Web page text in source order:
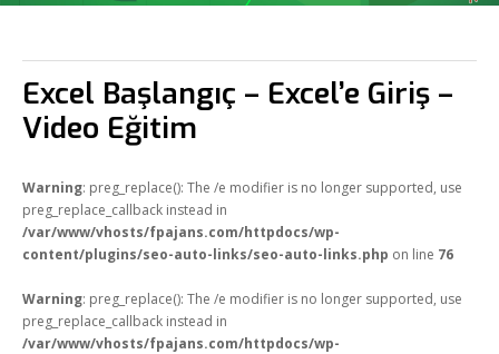
Fikir Proje Blogluyor
Müşteri Paneli
Bize Ulaşın
Excel Başlangıç – Excel’e Giriş –
Video Eğitim
Warning: preg_replace(): The /e modifier is no longer supported, use
preg_replace_callback instead in
/var/www/vhosts/fpajans.com/httpdocs/wp-
content/plugins/seo-auto-links/seo-auto-links.php on line 76
Warning: preg_replace(): The /e modifier is no longer supported, use
preg_replace_callback instead in
/var/www/vhosts/fpajans.com/httpdocs/wp-